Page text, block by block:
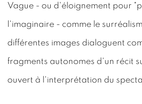
Vague - ou d'éloignement pour
l'imaginaire - comme le
différentes images dialoguent
fragments autonomes d'un récit
ouvert à l'interprétation du